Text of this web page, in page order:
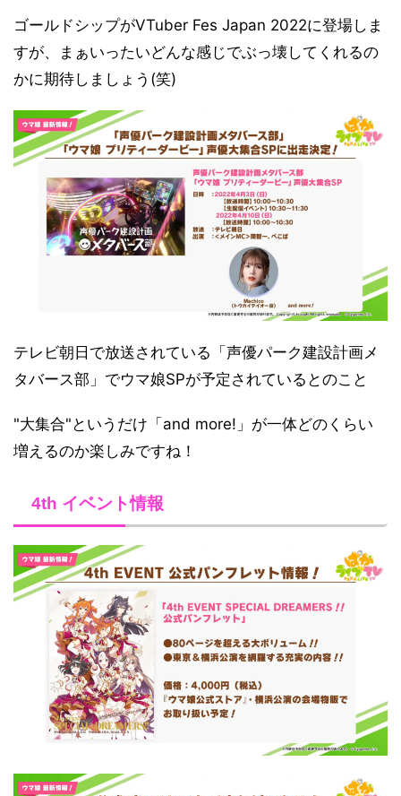
ゴールドシップがVTuber Fes Japan 2022に登場しま
すが、まぁいったいどんな感じでぶっ壊してくれるの
かに期待しましょう(笑)
テレビ朝日で放送されている「声優パーク建設計画メ
タバース部」でウマ娘SPが予定されているとのこと
"大集合"というだけ「and more!」が一体どのくらい
増えるのか楽しみですね！
4th イベント情報